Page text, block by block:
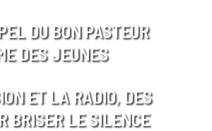
DU BON PASTEUR
DES JEUNES
ET LA RADIO, DES
BRISER LE SILENCE